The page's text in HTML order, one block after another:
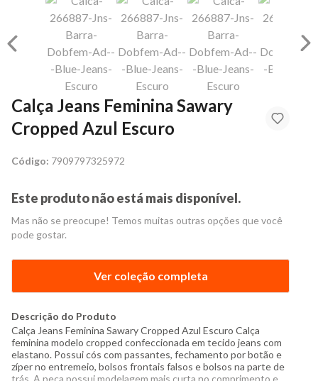
Calça Jeans Feminina Sawary
Cropped Azul Escuro
Código: 7909797325972
Este produto não está mais disponível.
Mas não se preocupe! Temos muitas outras opções que você
pode gostar.
Ver coleção completa
Descrição do Produto
Calça Jeans Feminina Sawary Cropped Azul Escuro Calça
feminina modelo cropped confeccionada em tecido jeans com
elastano. Possui cós com passantes, fechamento por botão e
zíper no entremeio, bolsos frontais falsos e bolsos na parte de
trás. A peça possui modelagem mais curta no comprimento e